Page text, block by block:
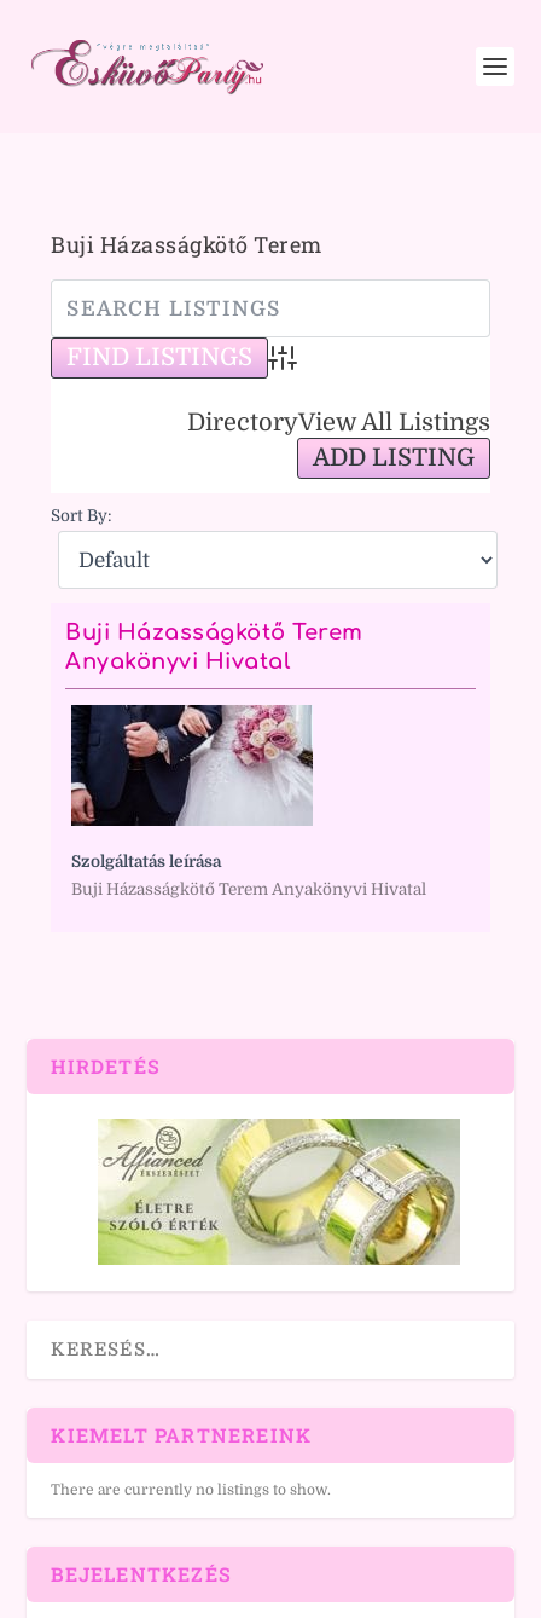
Buji Házasságkötő Terem
Advanced Search
DirectoryView All Listings
ADD LISTING
Sort By:
Buji Házasságkötő Terem
Anyakönyvi Hivatal
Szolgáltatás leírása
Buji Házasságkötő Terem Anyakönyvi Hivatal
HIRDETÉS
KIEMELT PARTNEREINK
There are currently no listings to show.
BEJELENTKEZÉS